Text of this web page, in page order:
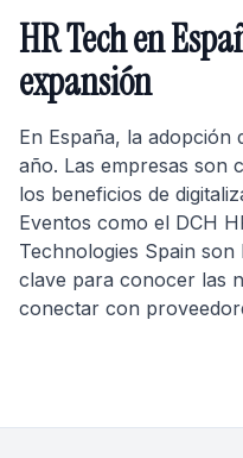
HR Tech en
expansión
En España, la adopción
año. Las empresas son
los beneficios de
Eventos como el DCH
Technologies Spain
clave para conocer las
conectar con